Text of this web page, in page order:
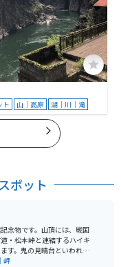
ト 山｜高原 湖｜川｜滝
ポット
念物です。山頂には、戦国
・松本峠と連結するハイキ
す。鬼の見晴台といわれる
山頂へ通じるハ
岬